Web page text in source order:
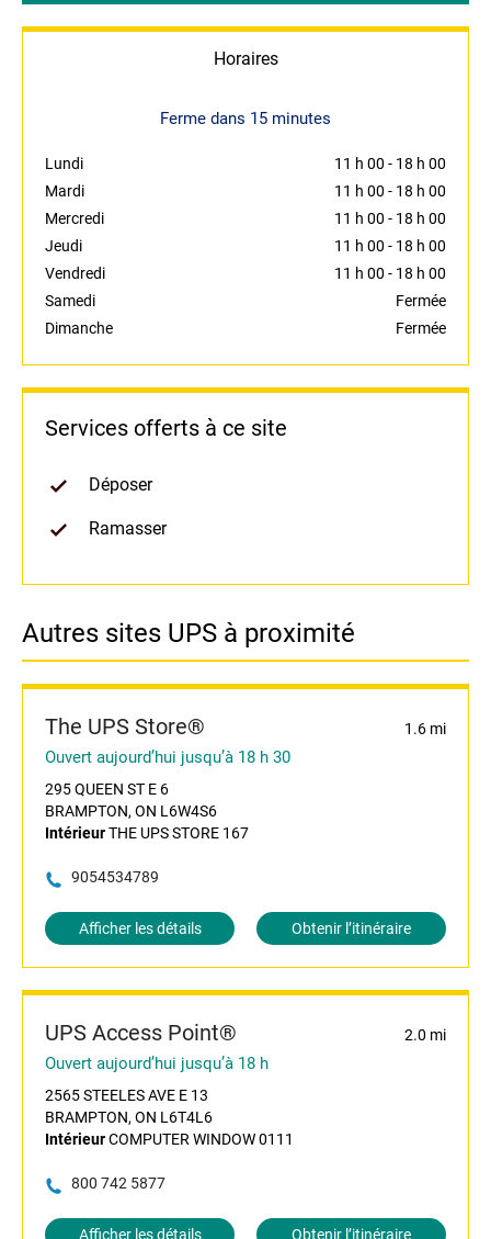
Horaires
Ferme dans 15 minutes
Lundi 11 h 00 - 18 h 00
Mardi
11 h 00 - 18 h 00
Mercredi
11 h 00 - 18 h 00
Jeudi
11 h 00 - 18 h 00
Vendredi
11 h 00 - 18 h 00
Samedi
Fermée
Dimanche
Fermée
Services offerts à ce site
Déposer
Ramasser
Autres sites UPS à proximité
The UPS Store® 1.6 mi
Ouvert aujourd’hui jusqu’à 18 h 30
295 QUEEN ST E 6
BRAMPTON, ON L6W4S6
IntérieurTHE UPS STORE 167
9054534789
Afficher les détails Obtenir l’itinéraire
UPS Access Point® 2.0 mi
Ouvert aujourd’hui jusqu’à 18 h
2565 STEELES AVE E 13
BRAMPTON, ON L6T4L6
IntérieurCOMPUTER WINDOW 0111
800 742 5877
Afficher les détails Obtenir l’itinéraire